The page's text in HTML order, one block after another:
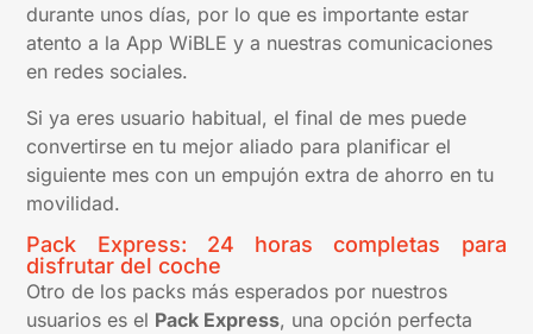
durante unos días, por lo que es importante estar
atento a la App WiBLE y a nuestras comunicaciones
en redes sociales.
Si ya eres usuario habitual, el final de mes puede
convertirse en tu mejor aliado para planificar el
siguiente mes con un empujón extra de ahorro en tu
movilidad.
Pack Express: 24 horas completas para
disfrutar del coche
Otro de los packs más esperados por nuestros
usuarios es el Pack Express, una opción perfecta